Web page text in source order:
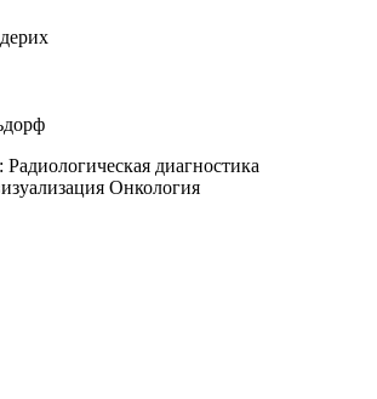
Радиологическая диагностика
Онкология